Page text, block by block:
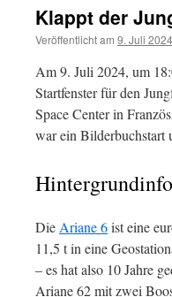
Klappt der
Veröffentlicht am 9. Juli 2024
Am 9. Juli 2024, um
Startfenster für den
Space Center in
war ein Bilderbuchstart
Die Ariane 6ist eine
11,5 t in eine
– es hat also 10 Jahre
Ariane 62 mit zwei